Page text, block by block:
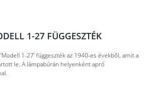
1-27 FÜGGESZTÉK
1-27’ függeszték az 1940-es évekből, amit a
le. A lámpabúrán helyenként apró